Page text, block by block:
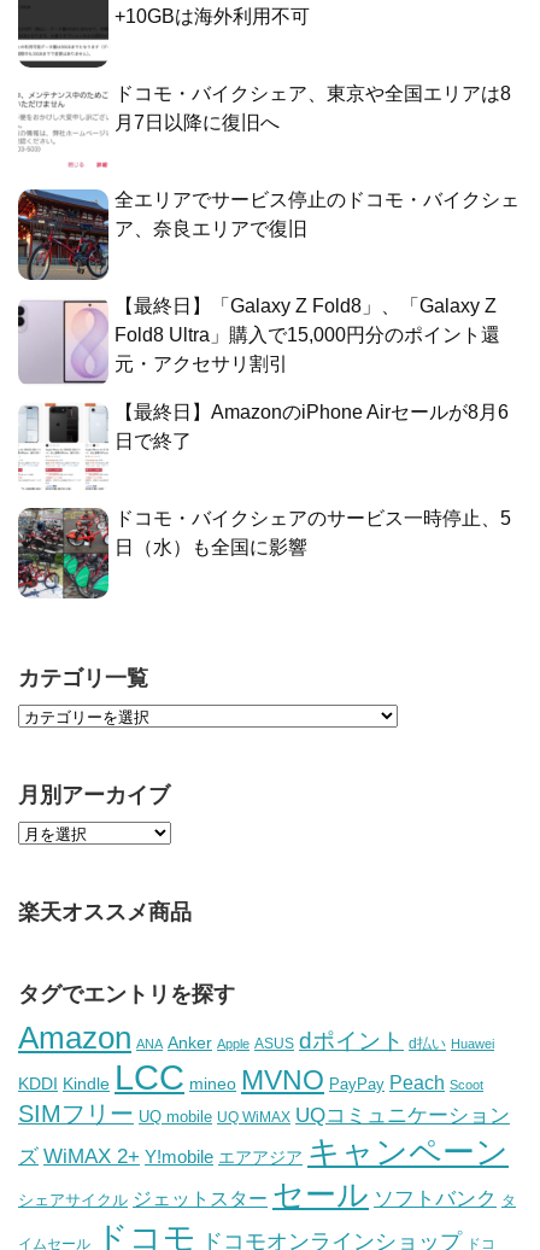
+10GBは海外利用不可
ドコモ・バイクシェア、東京や全国エリアは8
月7日以降に復旧へ
全エリアでサービス停止のドコモ・バイクシェ
ア、奈良エリアで復旧
【最終日】「Galaxy Z Fold8」、「Galaxy Z
Fold8 Ultra」購入で15,000円分のポイント還
元・アクセサリ割引
【最終日】AmazonのiPhone Airセールが8月6
日で終了
ドコモ・バイクシェアのサービス一時停止、5
日（水）も全国に影響
カテゴリ一覧
月別アーカイブ
楽天オススメ商品
タグでエントリを探す
Amazon ANA Anker Apple ASUS dポイント d払い Huawei
KDDI Kindle LCC mineo MVNO PayPay Peach Scoot
SIMフリー UQ mobile UQ WiMAX UQコミュニケーション
ズ WiMAX 2+ Y!mobile エアアジア キャンペーン
シェアサイクル ジェットスター セール ソフトバンク タ
イムセール ドコモ ドコモオンラインショップ ドコ